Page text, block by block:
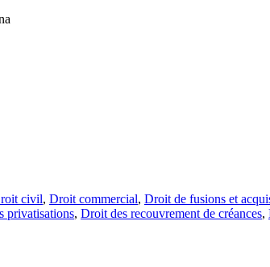
civil, Droit commercial, Droit de fusions et
privatisations, Droit des recouvrement de créances,